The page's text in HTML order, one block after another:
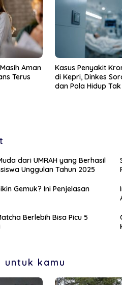
Aman
Terus
Kasus Penyakit
di Kepri, Dinkes
dan Pola Hidup
dari UMRAH yang Berhasil
Unggulan Tahun 2025
Gemuk? Ini Penjelasan
Berlebih Bisa Picu 5
untuk kamu